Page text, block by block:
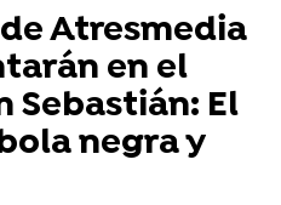
Atresmedia
en el
Sebastián: El
negra y